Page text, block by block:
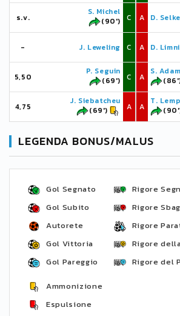
s.v.
S. Michel
(90')
C
- J. Leweling C
5,50
P. Seguin
(69')
C
4,75
J. Siebatcheu
(69')
A
A D. Selke
A D.
A
S.
A
T.
LEGENDA BONUS/MALUS
Gol Segnato
Gol Subito
Autorete
Gol Vittoria
Gol Pareggio
Rigore
Rigore
Rigore
Rigore
Rigore del
Ammonizione
Espulsione